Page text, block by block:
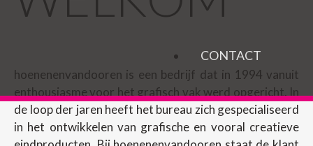
CONTACT
hoenenenvandooren is een bedrijf dat in 1994 vanuit
enthousiasme voor het grafisch vak werd opgericht. In
de loop der jaren heeft het bureau zich gespecialiseerd
in het ontwikkelen van grafische en vooral creatieve